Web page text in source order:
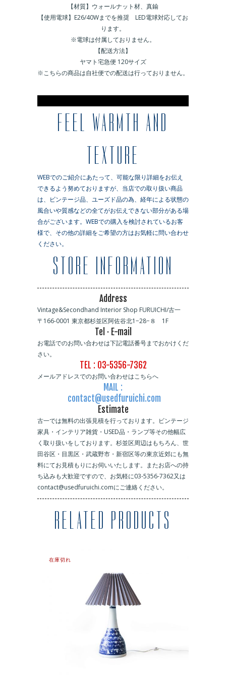
【材質】ウォールナット材、真鍮
【使用電球】E26/40Wまでを推奨 LED電球対応してお
ります。
※電球は付属しておりません。
【配送方法】
ヤマト宅急便 120サイズ
※こちらの商品は自社便での配送は行っておりません。
FEEL WARMTH AND
TEXTURE
WEBでのご紹介にあたって、可能な限り詳細をお伝え
できるよう努めておりますが、当店での取り扱い商品
は、ビンテージ品、ユーズド品の為、経年による状態の
風合いや質感などの全てがお伝えできない部分がある場
合がございます。WEBでの購入を検討されているお客
様で、その他の詳細をご希望の方はお気軽に問い合わせ
ください。
STORE INFORMATION
Address
Vintage&Secondhand Interior Shop FURUICHI/古一
〒166-0001 東京都杉並区阿佐谷北1−28−８ 1F
Tel · E-mail
お電話でのお問い合わせは下記電話番号までおかけくだ
さい。
TEL : 03-5356-7362
メールアドレスでのお問い合わせはこちらへ
MAIL :
contact@usedfuruichi.com
Estimate
古一では無料の出張見積を行っております。ビンテージ
家具・インテリア雑貨・USED品・ランプ等その他幅広
く取り扱いをしております。杉並区周辺はもちろん、世
田谷区・目黒区・武蔵野市・新宿区等の東京近郊にも無
料にてお見積もりにお伺いいたします。またお店への持
ち込みも大歓迎ですので、お気軽に03-5356-7362又は
contact@usedfuruichi.comにご連絡ください。
RELATED PRODUCTS
在庫切れ